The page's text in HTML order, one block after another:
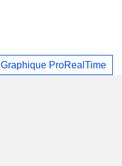
Graphique ProRealTime